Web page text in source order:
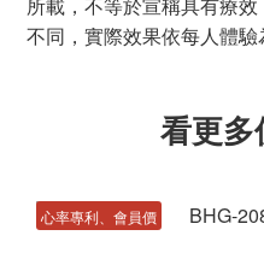
所載，不等於宣稱具有療
不同，實際效果依每人體驗
看更
心率專利、會員價